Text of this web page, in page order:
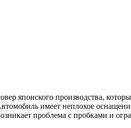
японского производства,
имеет неплохое
проблема с пробками и